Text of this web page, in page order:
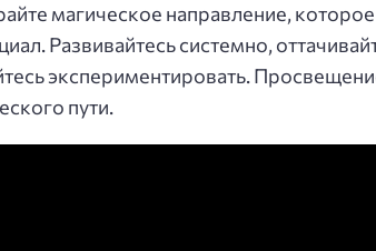
магическое направление,
Развивайтесь системно,
экспериментировать.
пути.